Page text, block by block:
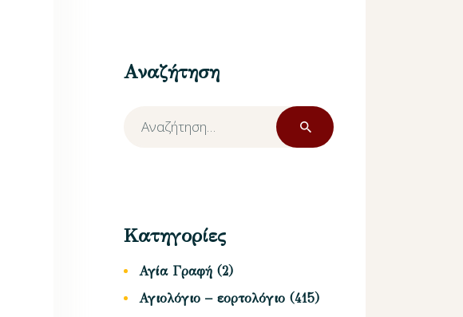
Αναζήτηση
Αναζήτηση
για:
Κατηγορίες
Αγία Γραφή (2)
Αγιολόγιο – εορτολόγιο (415)